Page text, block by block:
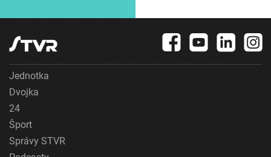
Jednotka
Dvojka
24
Šport
Správy STVR